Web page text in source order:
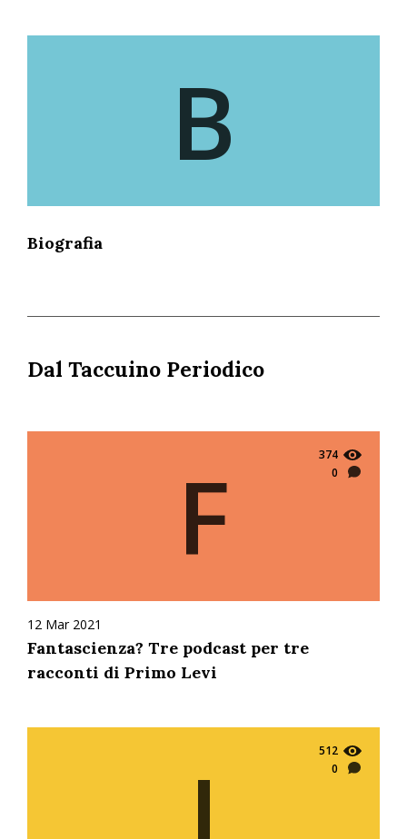
B
Biografia
Dal Taccuino Periodico
374
0
F
12 Mar 2021
Fantascienza? Tre podcast per tre
racconti di Primo Levi
512
0